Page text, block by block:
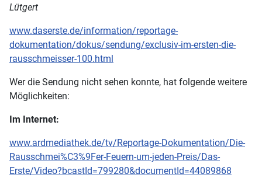
Lütgert
www.daserste.de/information/reportage-
dokumentation/dokus/sendung/exclusiv-im-ersten-die-
rausschmeisser-100.html
Wer die Sendung nicht sehen konnte, hat folgende weitere
Möglichkeiten:
Im Internet:
www.ardmediathek.de/tv/Reportage-Dokumentation/Die-
Rausschmei%C3%9Fer-Feuern-um-jeden-Preis/Das-
Erste/Video?bcastId=799280&documentId=44089868